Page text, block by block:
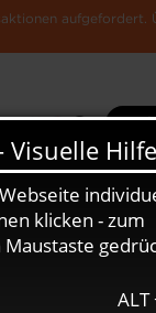
aufgefordert.
Die